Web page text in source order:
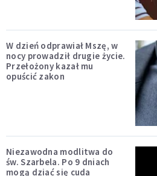
W dzień odprawiał Mszę, w
nocy prowadził drugie życie.
Przełożony kazał mu
opuścić zakon
Niezawodna modlitwa do
św. Szarbela. Po 9 dniach
mogą dziać się cuda